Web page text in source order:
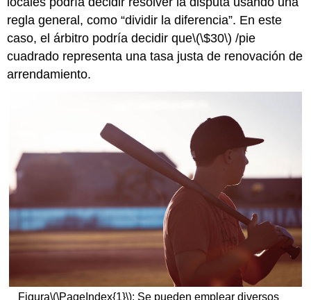
regla general, como “dividir la diferencia”. En este
caso, el árbitro podría decidir que\(\$30\) /pie
cuadrado representa una tasa justa de renovación de
arrendamiento.
Figura\(\PageIndex{1}\): Se pueden emplear diversos